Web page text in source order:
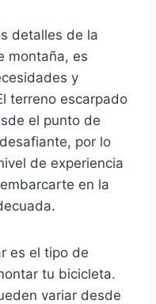
detalles de la
montaña, es
y
terreno escarpado
el punto de
por lo
de experiencia
en la
es el tipo de
tu bicicleta.
variar desde